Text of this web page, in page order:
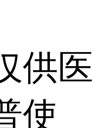
供医
使